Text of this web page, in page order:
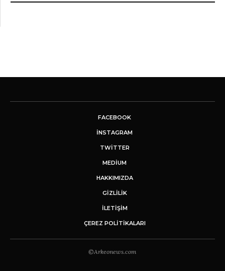
FACEBOOK
INSTAGRAM
TWITTER
MEDIUM
HAKKIMIZDA
GİZLİLİK
İLETIŞIM
ÇEREZ POLITIKALARI
©Arkeonews.com